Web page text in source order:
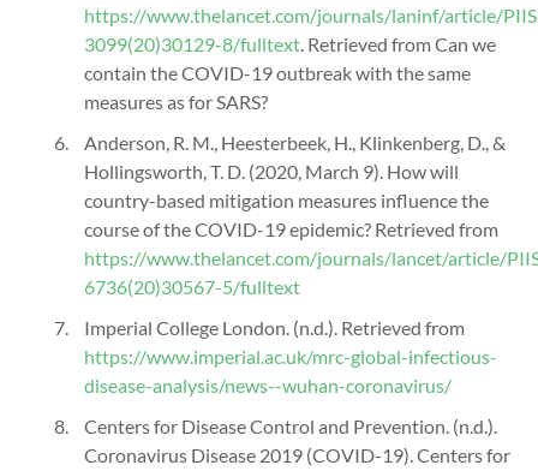
https://www.thelancet.com/journals/laninf/article/
3099(20)30129-8/fulltext. Retrieved from Can we
contain the COVID-19 outbreak with the same
measures as for SARS?
Anderson, R. M., Heesterbeek, H., Klinkenberg, D., &
Hollingsworth, T. D. (2020, March 9). How will
country-based mitigation measures influence the
course of the COVID-19 epidemic? Retrieved from
https://www.thelancet.com/journals/lancet/article/
6736(20)30567-5/fulltext
Imperial College London. (n.d.). Retrieved from
https://www.imperial.ac.uk/mrc-global-infectious-
disease-analysis/news--wuhan-coronavirus/
Centers for Disease Control and Prevention. (n.d.).
Coronavirus Disease 2019 (COVID-19). Centers for